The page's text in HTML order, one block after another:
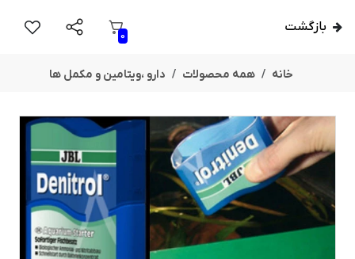
بازگشت
0
خانه همه محصولات دارو ،ویتامین و مکمل ها